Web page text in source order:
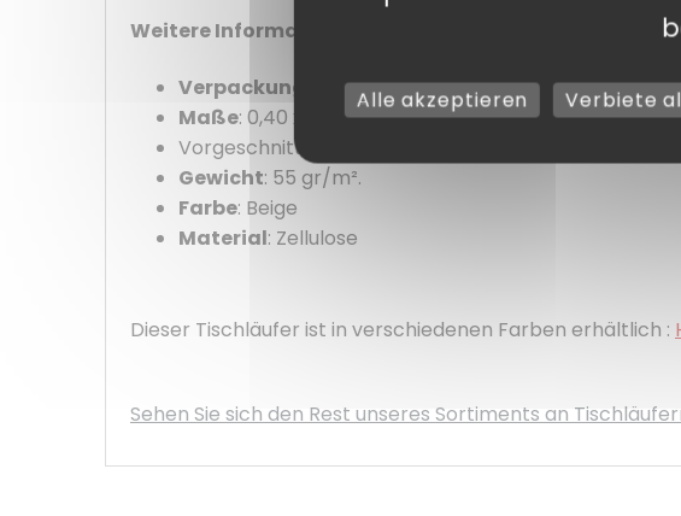
Weitere Informationen :
Verpackung
: Einzeln
Maße: 0,40 x 48 m
Vorgeschnitten alle 30 cm
Gewicht: 55 gr/m².
Farbe: Beige
Material: Zellulose
Dieser Tischläufer ist in verschiedenen Farben erhältlich :
Sehen Sie sich den Rest unseres Sortiments an
Alle akzeptieren Verbiete